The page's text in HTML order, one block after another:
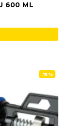
600 ML
-15%